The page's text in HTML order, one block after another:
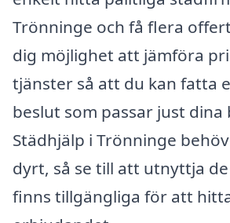
Trönninge och få flera
dig möjlighet att jämföra
tjänster så att du kan fatta
beslut som passar just dina
Städhjälp i Trönninge
dyrt, så se till att utnyttja
finns tillgängliga för att